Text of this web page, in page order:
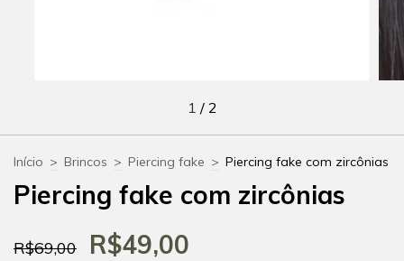
1 / 2
Início > Brincos > Piercing fake > Piercing fake com zircônias
Piercing fake com zircônias
R$69,00 R$49,00